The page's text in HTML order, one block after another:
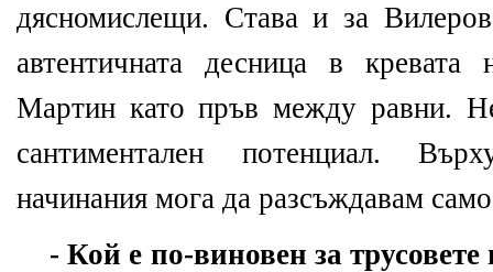
дясномислещи. Става и за
автентичната десница в кревата
Мартин като пръв между равни.
сантиментален потенциал.
начинания мога да разсъждавам
- Кой е по-виновен за